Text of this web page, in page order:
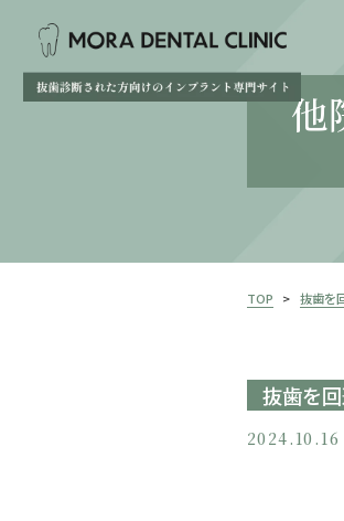
他
TOP 抜歯を
抜歯を
2024.10.16